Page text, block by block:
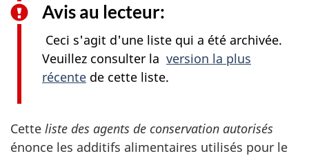
Avis au lecteur:
Ceci s'agit d'une liste qui a été archivée.
Veuillez consulter la version la plus
récente de cette liste.
Cette liste des agents de conservation autorisés
énonce les additifs alimentaires utilisés pour le